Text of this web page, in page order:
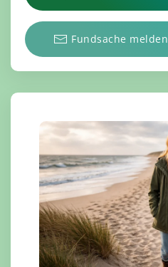
Fundsache melden